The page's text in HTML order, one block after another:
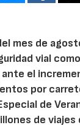
mes de
vial
el
por
de
de viajes